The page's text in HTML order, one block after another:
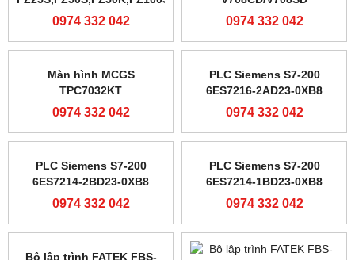
Driver Servo Schneider
0974 332 042
Bộ chỉnh lực căng tự động
C-600/ZXT-C-1000
0974 332 042